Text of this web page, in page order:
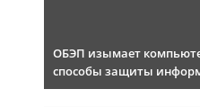
ОБЭП изымает
способы защиты